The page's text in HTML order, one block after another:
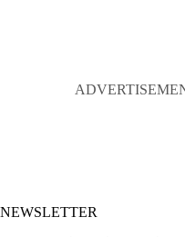
NEWSLETTER